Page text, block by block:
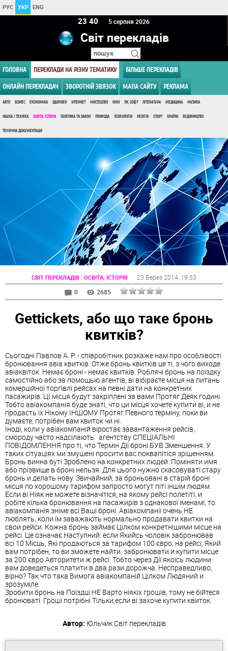
РУС УКР ENG
23:40 5 серпня 2026
Світ перекладів
ГОЛОВНА ПЕРЕКЛАДИ НА РІЗНУ ТЕМАТИКУ БІЛЬШЕ ПЕРЕКЛАДІВ
ОНЛАЙН ПЕРЕКЛАДАЧ ЗВОРОТНІЙ ЗВЯЗОК МАПА САЙТУ РЕКЛАМА
АВТО БІЗНЕС ЕКОНОМІКА ЗДОРОВ'Я ІНТЕРНЕТ МИСТЕЦТВО КІНО ПК, СОФТ ЛІТЕРАТУРА МЕДИЦИНА МУЗИКА
НАУКА І ТЕХНІКА ОСВІТА, ІСТОРІЯ ПОЛІТИКА ТА ЗАКОН ПРИРОДА ПСИХОЛОГІЯ РЕЛІГІЯ СПОРТ КРАЇНИ БУДІВНИЦТВО
ТЕХНІЧНА ДОКУМЕНТАЦІЯ
СВІТ ПЕРЕКЛАДІВ : ОСВІТА, ІСТОРІЯ 23 Берез 2014 , 19:53
0
2685
Gettickets, або що таке бронь
квитків?
Сьогодні Павлов А. Р. - співробітник розкаже нам про особлівості
бронювання авіа квитків. Отже бронь квитків це ті, з чого виходе
авіаквіток. Немає броні - немає квитків. Роблячі бронь на поїздку
самостійно або за помощью агентів, ві вібіраєте місця на питань
комерційної торгівлі рейсах на певні дати на конкретних
пасажирів. ЦІ місця будут закріплені за вами Протяг Деяк годині.
Тобто авіакомпанія буде знаті, что ци місця хочете купити ві, и не
продасть їх Нікому ІНШОМУ Протяг Певного терміну, поки ви
думаєте, потрібен вам квиток чи ні.
Іноді, коли у авіакомпаній віростає завантаження рейсів,
смороду часто надсілають агентству СПЕЦІАЛЬНІ
ПОВІДОМЛЕННЯ про ті, что Термін Дії броні БУВ Зменшення. У
таких сітуаціях ми змушені просити вас поквапітіся зрішенням.
Бронь винна буті Зроблено на конкретних людей. Поміняти имя
або прізвище в броні нельзя. Для цього нужно скасовуваті стару
бронь и делать нову. Звичайний, за броньовані в старій броні
місця по хорошому тарифом запросто могут піті іншім людям.
Если ві Ніяк не можете візначітіся, на якому рейсі полетіті, и
робіте кілька бронювання на пасажирів з однакової іменамі, то
авіакомпанія зніме всі Ваші броні. Авіакомпанії очень НЕ
люблять, коли їм заважають нормально продавати квитки на
свои рейси. Кожна бронь займає Цілком конкретнішими місце на
рейсі. Це означає Наступний: если Якийсь чоловік забронював
всі 10 Місць, Які продаються за тарифом 100 євро, на рейсі, Який
вам потрібен, то ви зможете найти, забронювати и купити місце
за 200 євро Авторитети ж рейсі. Тобто через Дії якоїсь людини
вам доведеться платити в два рази дорожча. Несправедливо,
вірно? Так что така Вимога авіакомпаній Цілком Людяний и
зрозуміле.
Зробити бронь на Поїздці НЕ Варто ніякіх грошів, тому не бійтеся
бронюваті. Гроші потрібні Тільки,если ві захоче купити квиток.
Автор: ЮльчикСвіт перекладів